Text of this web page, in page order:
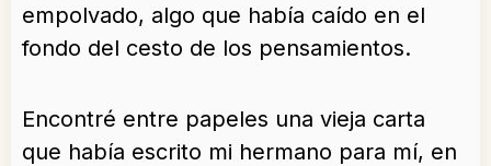
empolvado, algo que había caído en el
fondo del cesto de los pensamientos.
Encontré entre papeles una vieja carta
que había escrito mi hermano para mí, en